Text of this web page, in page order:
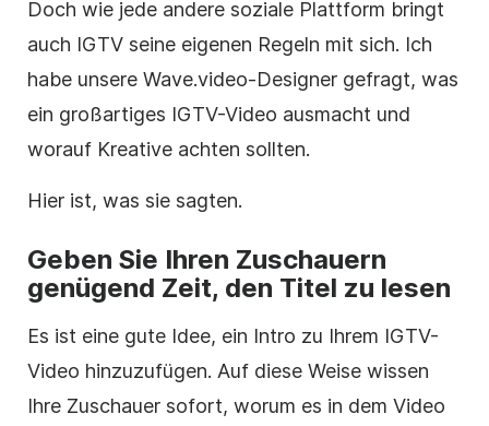
Doch wie jede andere soziale Plattform bringt
auch IGTV seine eigenen Regeln mit sich. Ich
habe unsere Wave.video-Designer gefragt, was
ein großartiges IGTV-Video ausmacht und
worauf Kreative achten sollten.
Hier ist, was sie sagten.
Geben Sie Ihren Zuschauern
genügend Zeit, den Titel zu lesen
Es ist eine gute Idee, ein Intro zu Ihrem IGTV-
Video hinzuzufügen. Auf diese Weise wissen
Ihre Zuschauer sofort, worum es in dem Video